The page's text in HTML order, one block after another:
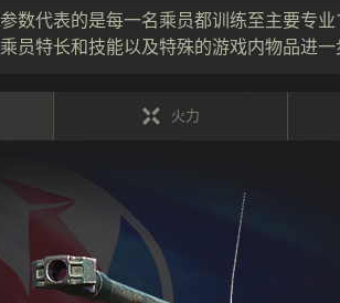
数代表的是每一名乘员都训练至主要专
员特长和技能以及特殊的游戏内物品进一
火力